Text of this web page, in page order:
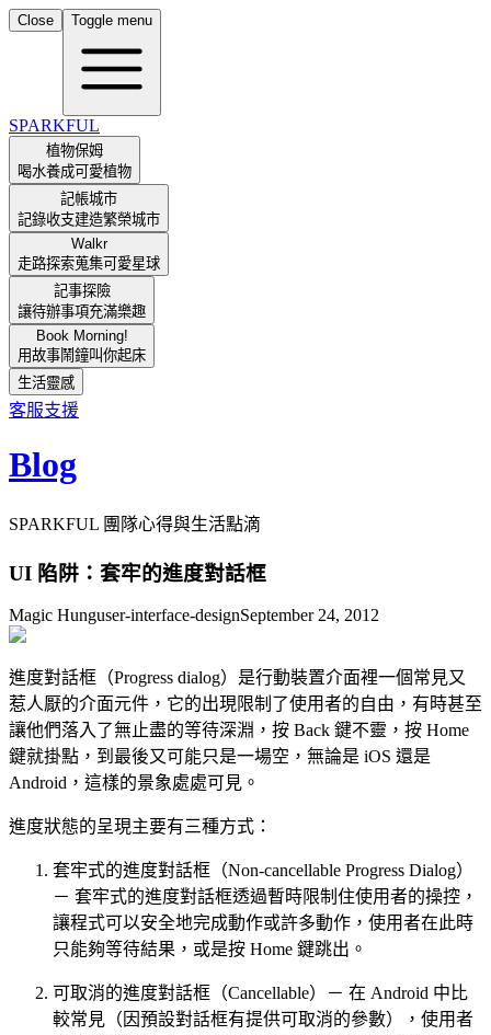
Close Toggle menu
SPARKFUL
植物保姆
喝水養成可愛植物
記帳城市
記錄收支建造繁榮城市
Walkr
走路探索蒐集可愛星球
記事探險
讓待辦事項充滿樂趣
Book Morning!
用故事鬧鐘叫你起床
生活靈感
客服支援
Blog
SPARKFUL 團隊心得與生活點滴
UI 陷阱：套牢的進度對話框
Magic Hunguser-interface-designSeptember 24, 2012
進度對話框（Progress dialog）是行動裝置介面裡一個常見又
惹人厭的介面元件，它的出現限制了使用者的自由，有時甚至
讓他們落入了無止盡的等待深淵，按 Back 鍵不靈，按 Home
鍵就掛點，到最後又可能只是一場空，無論是 iOS 還是
Android，這樣的景象處處可見。
進度狀態的呈現主要有三種方式：
套牢式的進度對話框（Non-cancellable Progress Dialog）
－ 套牢式的進度對話框透過暫時限制住使用者的操控，
讓程式可以安全地完成動作或許多動作，使用者在此時
只能夠等待結果，或是按 Home 鍵跳出。
可取消的進度對話框（Cancellable）－ 在 Android 中比
較常見（因預設對話框有提供可取消的參數），使用者